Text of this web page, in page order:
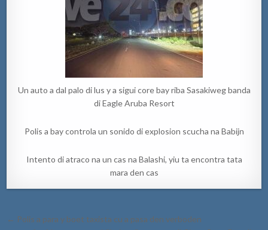
Un auto a dal palo di lus y a sigui core bay riba Sasakiweg banda
di Eagle Aruba Resort
Polis a bay controla un sonido di explosion scucha na Babijn
Intento di atraco na un cas na Balashi, yiu ta encontra tata
mara den cas
Post
← Polis a para y boet taxista cu a pasa den verboden